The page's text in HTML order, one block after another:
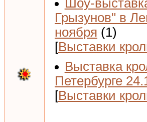
Шоу-
Грызунов" в
ноября (1)
[Выставки
Выставка
Петербурге
[Выставки